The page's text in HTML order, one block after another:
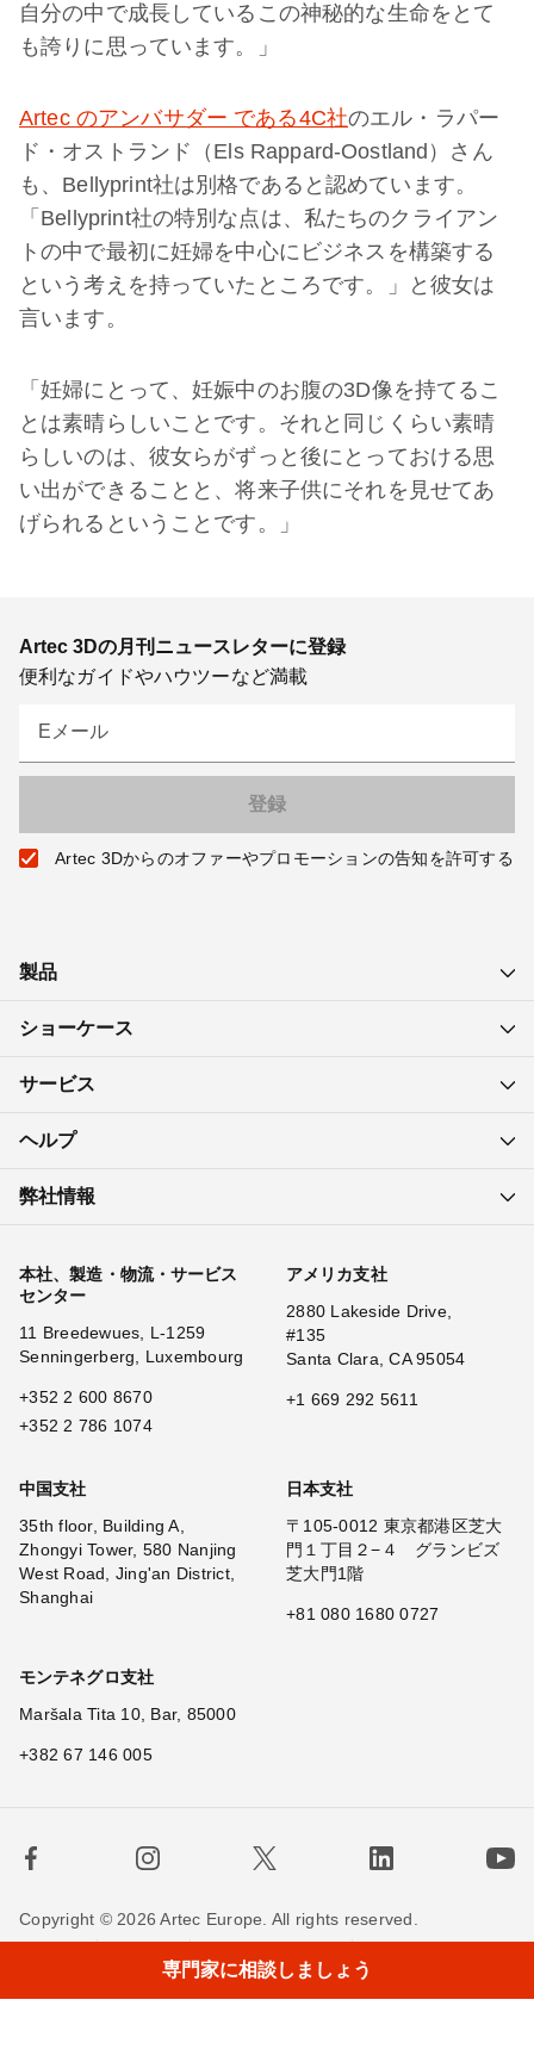
自分の中で成長しているこの神秘的な生命をとて
も誇りに思っています。」
Artec のアンバサダー である4C社のエル・ラパー
ド・オストランド（Els Rappard-Oostland）さん
も、Bellyprint社は別格であると認めています。
「Bellyprint社の特別な点は、私たちのクライアン
トの中で最初に妊婦を中心にビジネスを構築する
という考えを持っていたところです。」と彼女は
言います。
「妊婦にとって、妊娠中のお腹の3D像を持てるこ
とは素晴らしいことです。それと同じくらい素晴
らしいのは、彼女らがずっと後にとっておける思
い出ができることと、将来子供にそれを見せてあ
げられるということです。」
×
Artec 3Dの月刊ニュースレターに登録
便利なガイドやハウツーなど満載
Eメール
Artec 3Dからのオファーやプロモーションの告知を許可する
製品
ショーケース
サービス
ヘルプ
弊社情報
本社、製造・物流・サービス
センター
11 Breedewues, L-1259
Senningerberg, Luxembourg
+352 2 600 8670
+352 2 786 1074
アメリカ支社
2880 Lakeside Drive,
#135
Santa Clara, CA 95054
+1 669 292 5611
中国支社
35th floor, Building A,
Zhongyi Tower, 580 Nanjing
West Road, Jing'an District,
Shanghai
日本支社
〒105-0012 東京都港区芝大
門１丁目２−４ グランビズ
芝大門1階
+81 080 1680 0727
モンテネグロ支社
Maršala Tita 10, Bar, 85000
+382 67 146 005
Copyright © 2026 Artec Europe. All rights reserved.
Cookieの使用に関する方針
お問い合わせ
専門家に相談しましょう